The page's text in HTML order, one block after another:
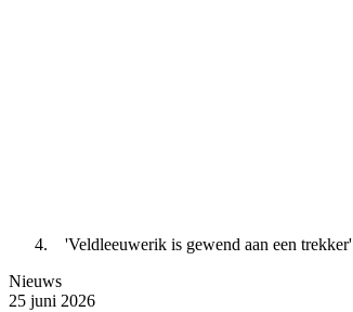
'Veldleeuwerik is gewend aan een trekker'
Nieuws
25 juni 2026